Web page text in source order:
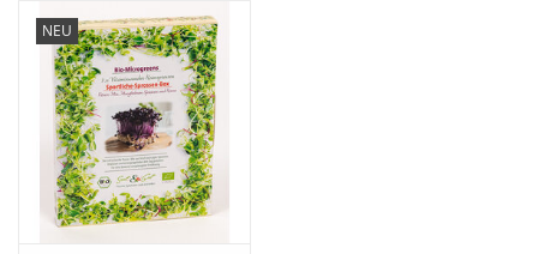
Mai
Juni
Juli
September
Oktober
November
Dezember
März
April
Mai
Juni
Juli
September
Oktober
November
Dezember
NEU